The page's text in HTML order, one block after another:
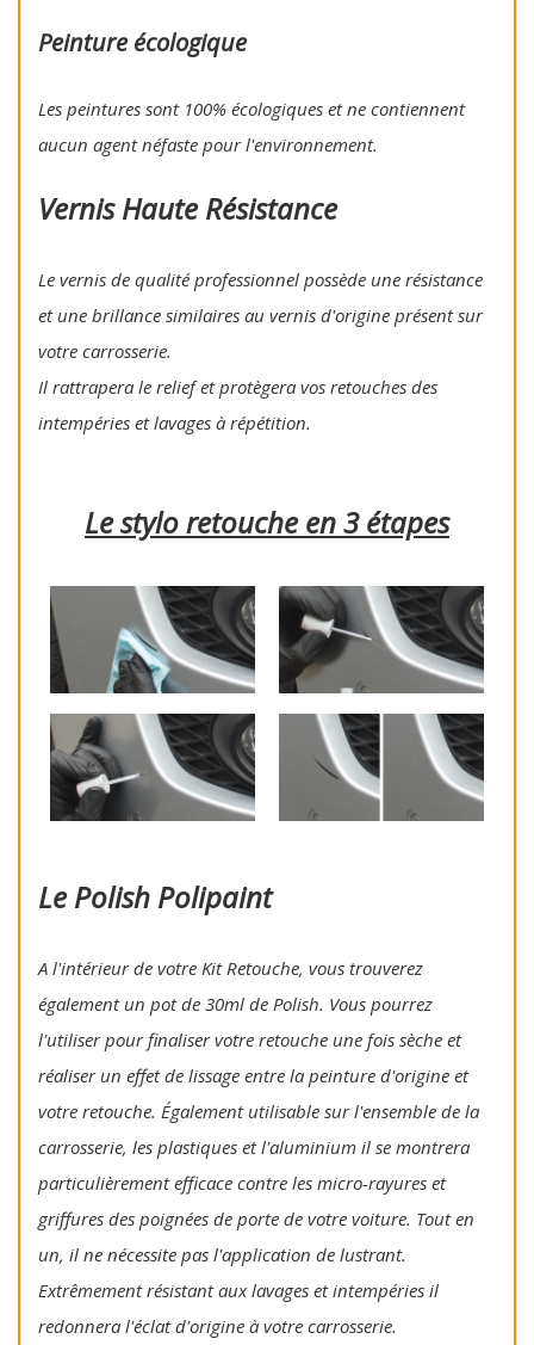
Peinture écologique
Les peintures sont 100% écologiques et ne contiennent
aucun agent néfaste pour l'environnement.
Vernis Haute Résistance
Le vernis de qualité professionnel possède une résistance
et une brillance similaires au vernis d'origine présent sur
votre carrosserie.
Il rattrapera le relief et protègera vos retouches des
intempéries et lavages à répétition.
Le stylo retouche en 3 étapes
Le Polish Polipaint
A l'intérieur de votre Kit Retouche, vous trouverez
également un pot de 30ml de Polish. Vous pourrez
l'utiliser pour finaliser votre retouche une fois sèche et
réaliser un effet de lissage entre la peinture d'origine et
votre retouche. Également utilisable sur l'ensemble de la
carrosserie, les plastiques et l'aluminium il se montrera
particulièrement efficace contre les micro-rayures et
griffures des poignées de porte de votre voiture. Tout en
un, il ne nécessite pas l'application de lustrant.
Extrêmement résistant aux lavages et intempéries il
redonnera l'éclat d'origine à votre carrosserie.